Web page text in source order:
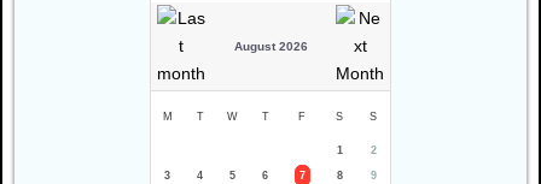
August 2026
M T W T F S S
1 2
3 4 5 6 7 8 9